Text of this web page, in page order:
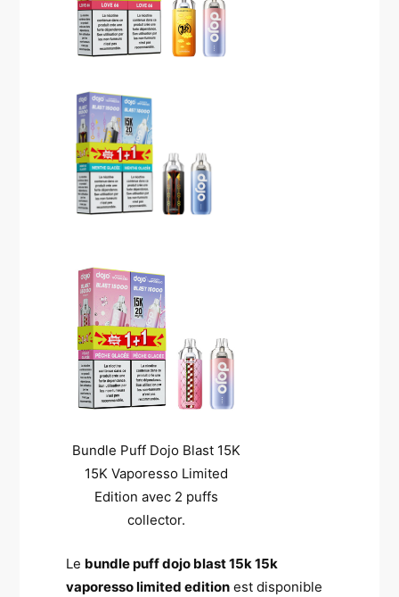
Bundle Puff Dojo Blast 15K
15K Vaporesso Limited
Edition avec 2 puffs
collector.
Le bundle puff dojo blast 15k 15k
vaporesso limited edition est disponible